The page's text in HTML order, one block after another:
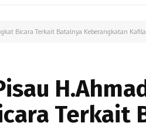
Bicara Terkait Batalnya Keberangkatan
Terkait